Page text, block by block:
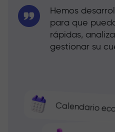
Calendario
Hemos
para que
rápidas,
gestionar su